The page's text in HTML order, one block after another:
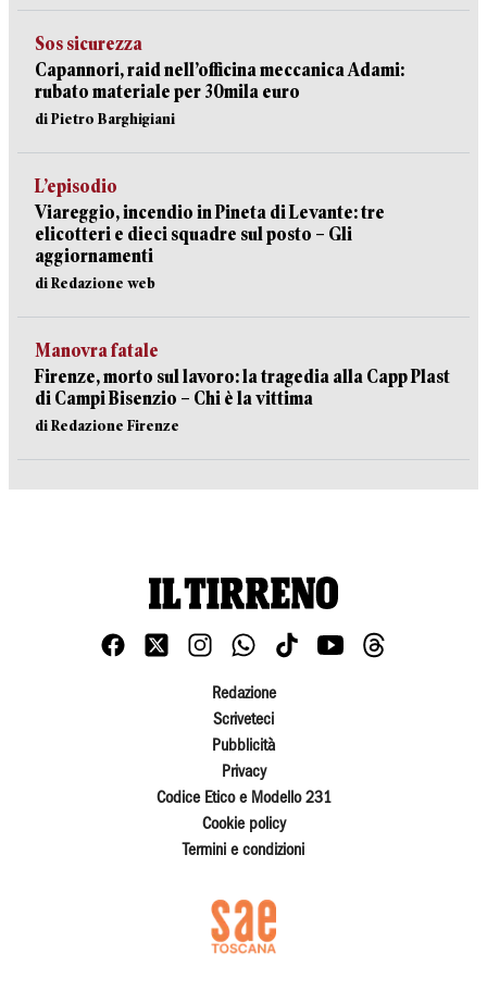
Sos sicurezza
Capannori, raid nell’officina meccanica Adami:
rubato materiale per 30mila euro
di Pietro Barghigiani
L’episodio
Viareggio, incendio in Pineta di Levante: tre
elicotteri e dieci squadre sul posto – Gli
aggiornamenti
di Redazione web
Manovra fatale
Firenze, morto sul lavoro: la tragedia alla Capp Plast
di Campi Bisenzio – Chi è la vittima
di Redazione Firenze
Redazione
Scriveteci
Pubblicità
Privacy
Codice Etico e Modello 231
Cookie policy
Termini e condizioni